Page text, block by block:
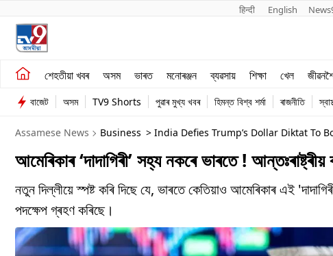
हिन्दी English
শেহতীয়া খবৰ অসম ভাৰত মনোৰঞ্জন ব্যৱসায় শিক্ষা খেল
শেহতীয়া খবৰ
অসম
ভাৰত
ব্যৱসায়
বাজেট অসম TV9 Shorts পুৱাৰ মুখ্য খবৰ হিমন্ত বিশ্ব শৰ্মা ৰাজনীতি
Assamese News Business > India Defies Trump’s Dollar Diktat To
আমেৰিকাৰ ‘দাদাগিৰী’ সহ্য নকৰে ভাৰতে !
নতুন দিল্লীয়ে স্পষ্ট কৰি দিছে যে, ভাৰতে কেতিয়াও আমেৰিকাৰ এই
পদক্ষেপ গ্ৰহণ কৰিছে।